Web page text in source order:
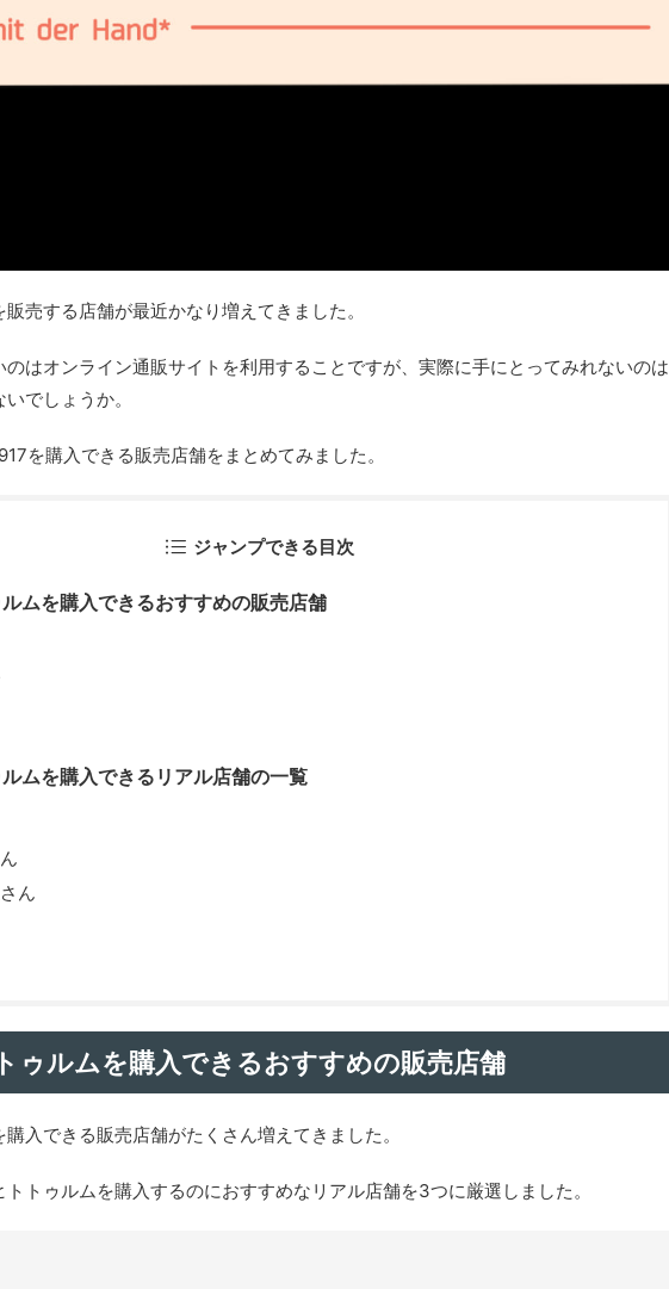
売する店舗が最近かなり増えてきました。
はオンライン通販サイトを利用することですが、実際に手にとってみれないのは
でしょうか。
を購入できる販売店舗をまとめてみました。
ジャンプできる目次
ムを購入できるおすすめの販売店舗
ムを購入できるリアル店舗の一覧
ん
ゥルムを購入できるおすすめの販売店舗
入できる販売店舗がたくさん増えてきました。
トゥルムを購入するのにおすすめなリアル店舗を3つに厳選しました。